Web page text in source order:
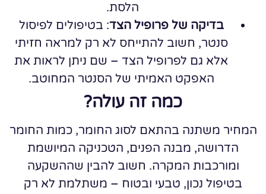
הלסת.
בדיקה של פרופיל הצד: בטיפולים לפיסול
סנטר, חשוב להתייחס לא רק למראה חזיתי
אלא גם לפרופיל הצד – שם ניתן לראות את
האפקט האמיתי של הסנטר המחוטב.
כמה זה עולה?
המחיר משתנה בהתאם לסוג החומר, כמות החומר
הדרושה, מבנה הפנים, הטכניקה המיושמת
ומורכבות המקרה. חשוב להבין שההשקעה
בטיפול נכון, טבעי ובטוח – משתלמת לא רק